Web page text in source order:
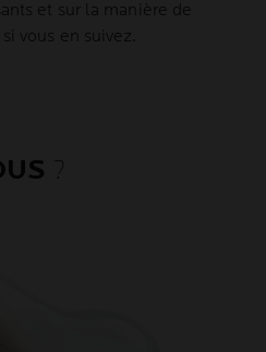
et sur la manière de
vous en suivez.
?